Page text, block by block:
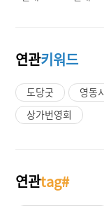
연관키워드
도당굿 영동
상가번영회
연관tag#